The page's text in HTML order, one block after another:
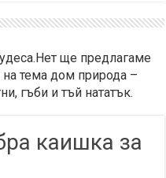
ще предлагаме
на тема дом природа –
гъби и тъй нататък.
каишка за